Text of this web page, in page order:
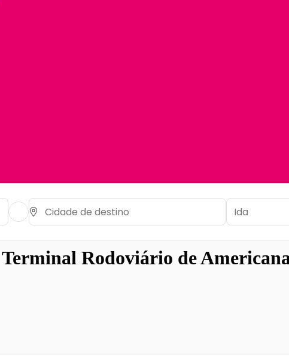
Terminal Rodoviário de